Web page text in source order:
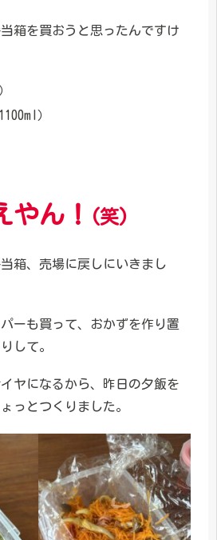
箱を買おうと思ったんですけ
）
やん！ (笑)
箱、売場に戻しにいきまし
ーも買って、おかずを作り置
して。
ヤになるから、昨日の夕飯を
っとつくりました。